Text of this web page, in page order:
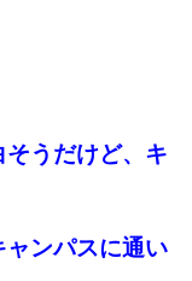
そうだけど、キ
ャンパスに通い